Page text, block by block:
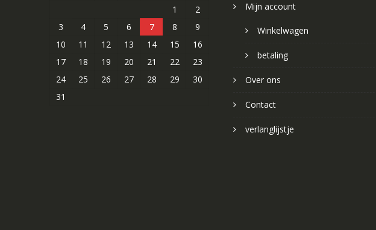
1
2
3
4 5 6 7 8
9
10
11 12 13 14 15
16
17
18 19 20 21 22
23
24
25 26 27 28 29
30
31
Mijn account
Winkelwagen
betaling
Over ons
Contact
verlanglijstje